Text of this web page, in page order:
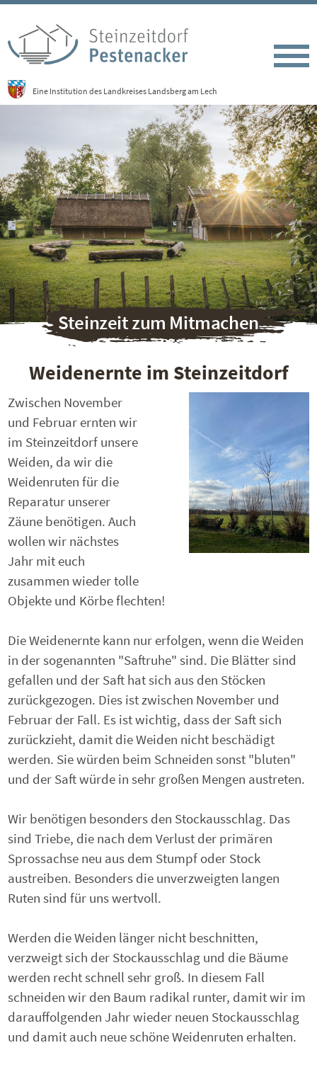
Eine Institution des Landkreises Landsberg am Lech
Steinzeit zum Mitmachen
Weidenernte im Steinzeitdorf
Zwischen November
und Februar ernten wir
im Steinzeitdorf unsere
Weiden, da wir die
Weidenruten für die
Reparatur unserer
Zäune benötigen. Auch
wollen wir nächstes
Jahr mit euch
zusammen wieder tolle
Objekte und Körbe flechten!
Die Weidenernte kann nur erfolgen, wenn die Weiden
in der sogenannten "Saftruhe" sind. Die Blätter sind
gefallen und der Saft hat sich aus den Stöcken
zurückgezogen. Dies ist zwischen November und
Februar der Fall. Es ist wichtig, dass der Saft sich
zurückzieht, damit die Weiden nicht beschädigt
werden. Sie würden beim Schneiden sonst "bluten"
und der Saft würde in sehr großen Mengen austreten.
Wir benötigen besonders den Stockausschlag. Das
sind Triebe, die nach dem Verlust der primären
Sprossachse neu aus dem Stumpf oder Stock
austreiben. Besonders die unverzweigten langen
Ruten sind für uns wertvoll.
Werden die Weiden länger nicht beschnitten,
verzweigt sich der Stockausschlag und die Bäume
werden recht schnell sehr groß. In diesem Fall
schneiden wir den Baum radikal runter, damit wir im
darauffolgenden Jahr wieder neuen Stockausschlag
und damit auch neue schöne Weidenruten erhalten.